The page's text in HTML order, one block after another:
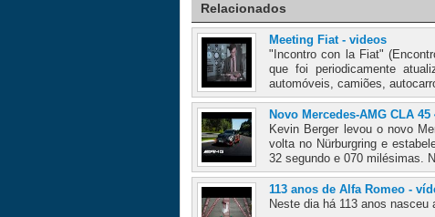
Relacionados
Meeting Fiat - videos
"Incontro con la Fiat"
que foi periodicamente
automóveis, camiões,
Novo Mercedes-AMG CLA
Kevin Berger levou o novo
volta no Nürburgring e
32 segundo e 070 milésimas.
113 anos de Alfa Romeo -
Neste dia há 113 anos nasceu